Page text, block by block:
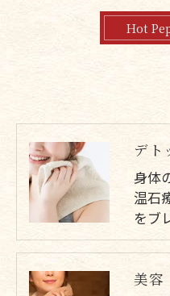
Hot
デト
身体
温石
をブ
美容